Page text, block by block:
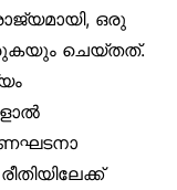
ഒരു
ചെയ്തത്.